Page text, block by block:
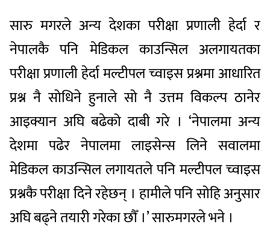
सारु मगरले अन्य देशका परीक्षा प्रणाली हेर्दा र
नेपालकै पनि मेडिकल काउन्सिल अलगायतका
परीक्षा प्रणाली हेर्दा मल्टीपल च्वाइस प्रश्नमा आधारित
प्रश्न नै सोधिने हुनाले सो नै उत्तम विकल्प ठानेर
आइक्यान अघि बढेको दाबी गरे । ‘नेपालमा अन्य
देशमा पढेर नेपालमा लाइसेन्स लिने सवालमा
मेडिकल काउन्सिल लगायतले पनि मल्टीपल च्वाइस
प्रश्नकै परीक्षा दिने रहेछन् । हामीले पनि सोहि अनुसार
अघि बढ्ने तयारी गरेका छौँ ।’ सारुमगरले भने ।